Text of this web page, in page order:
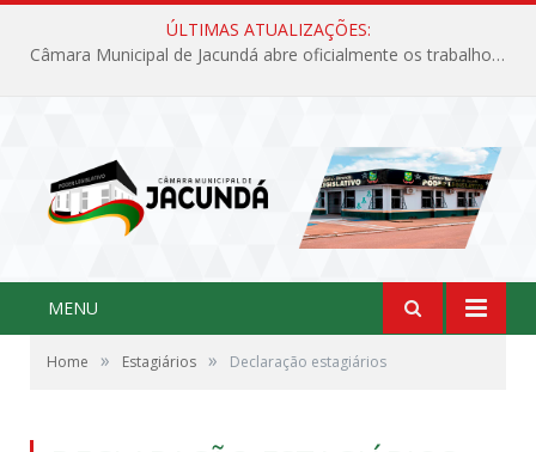
ÚLTIMAS ATUALIZAÇÕES:
Câmara Municipal de Jacundá abre oficialmente os trabalhos legislativos de 2026
MENU
Home » Estagiários » Declaração estagiários